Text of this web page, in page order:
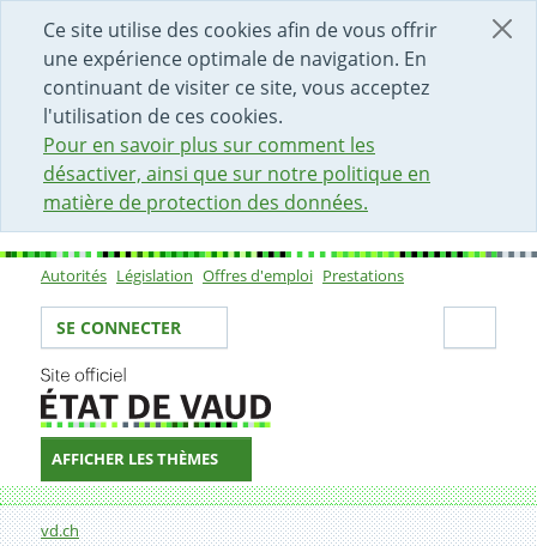
Ce site utilise des cookies afin de vous offrir
une expérience optimale de navigation. En
continuant de visiter ce site, vous acceptez
l'utilisation de ces cookies.
Pour en savoir plus sur comment les
désactiver, ainsi que sur notre politique en
matière de protection des données.
DÉBUT DU CONTENU DE LA PAGE
ACCÈS AU CHAMP DE RECHERCHE
PAGE D'ACCUEIL
FORMULAIRE DE CONTACT
Sous-navigation
Autorités Législation Offres d'emploi Prestations
Votre identité
SE CONNECTER
AFFICHER LES THÈMES
Fil d'Ariane
vd.ch
Formulaire de contact